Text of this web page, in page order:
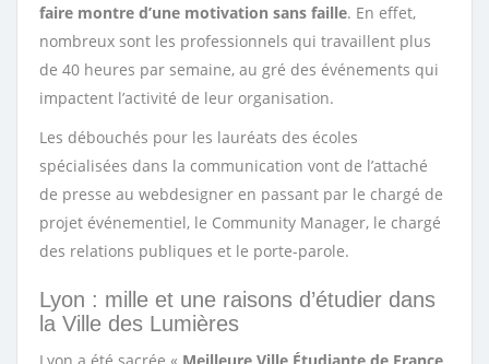
faire montre d’une motivation sans faille. En effet,
nombreux sont les professionnels qui travaillent plus
de 40 heures par semaine, au gré des événements qui
impactent l’activité de leur organisation.
Les débouchés pour les lauréats des écoles
spécialisées dans la communication vont de l’attaché
de presse au webdesigner en passant par le chargé de
projet événementiel, le Community Manager, le chargé
des relations publiques et le porte-parole.
Lyon : mille et une raisons d’étudier dans
la Ville des Lumières